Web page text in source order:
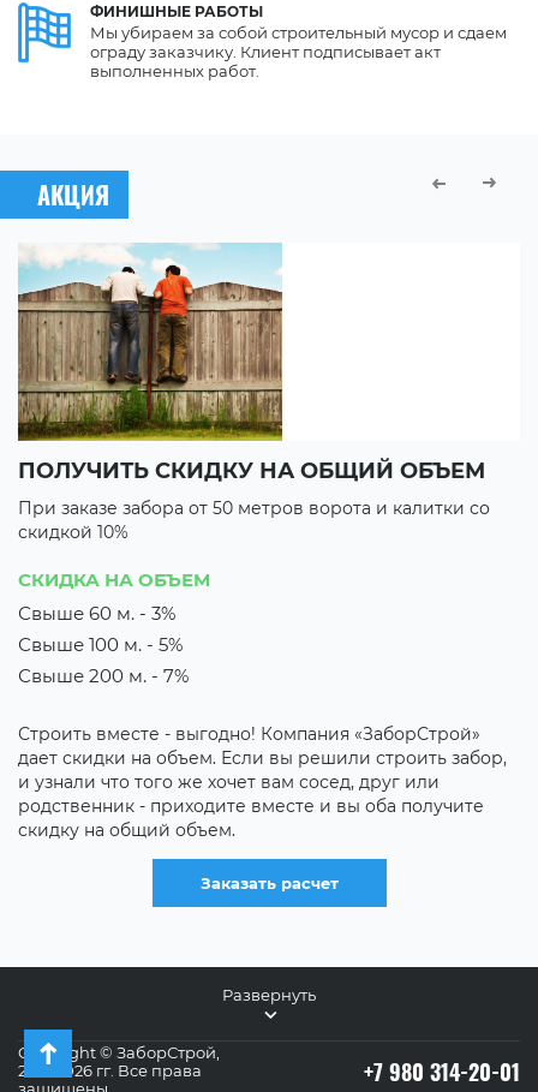
ФИНИШНЫЕ РАБОТЫ
Мы убираем за собой строительный мусор и сдаем
ограду заказчику. Клиент подписывает акт
выполненных работ.
АКЦИЯ
ПОЛУЧИТЬ СКИДКУ НА ОБЩИЙ ОБЪЕМ
При заказе забора от 50 метров ворота и калитки со
скидкой 10%
СКИДКА НА ОБЪЕМ
Свыше 60 м. - 3%
Свыше 100 м. - 5%
Свыше 200 м. - 7%
Строить вместе - выгодно! Компания «ЗаборСтрой»
дает скидки на объем. Если вы решили строить забор,
и узнали что того же хочет вам сосед, друг или
родственник - приходите вместе и вы оба получите
скидку на общий объем.
Заказать расчет
Развернуть
Copyright © ЗаборСтрой,
2011-2026 гг. Все права
+7 980 314-20-01